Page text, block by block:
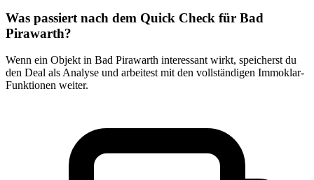
Was passiert nach dem Quick Check für Bad
Pirawarth?
Wenn ein Objekt in Bad Pirawarth interessant wirkt, speicherst du
den Deal als Analyse und arbeitest mit den vollständigen Immoklar-
Funktionen weiter.